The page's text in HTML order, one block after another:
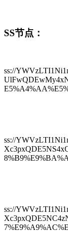
SS节点：
ss://
ss://
ss://